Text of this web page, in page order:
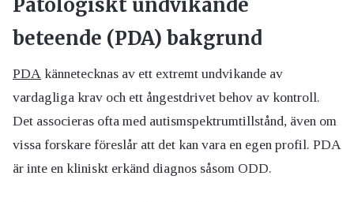
Patologiskt undvikande
beteende (PDA) bakgrund
PDA kännetecknas av ett extremt undvikande av
vardagliga krav och ett ångestdrivet behov av kontroll.
Det associeras ofta med autismspektrumtillstånd, även om
vissa forskare föreslår att det kan vara en egen profil. PDA
är inte en kliniskt erkänd diagnos såsom ODD.